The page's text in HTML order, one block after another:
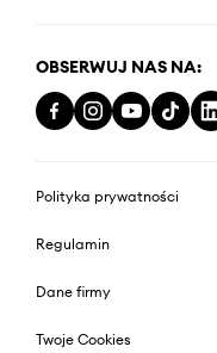
OBSERWUJ NAS NA:
Polityka prywatności
Regulamin
Dane firmy
Twoje Cookies